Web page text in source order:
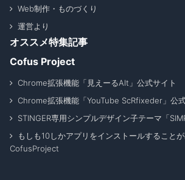
Web制作・ものづくり
運営より
オススメ特集記事
Cofus Project
Chrome拡張機能「見えーるAlt」公式サイト
Chrome拡張機能「YouTube ScRfixeder」公
STINGER専用シンプルデザイン子テーマ「
もしも10しかアプリをインストールすることが
CofusProject